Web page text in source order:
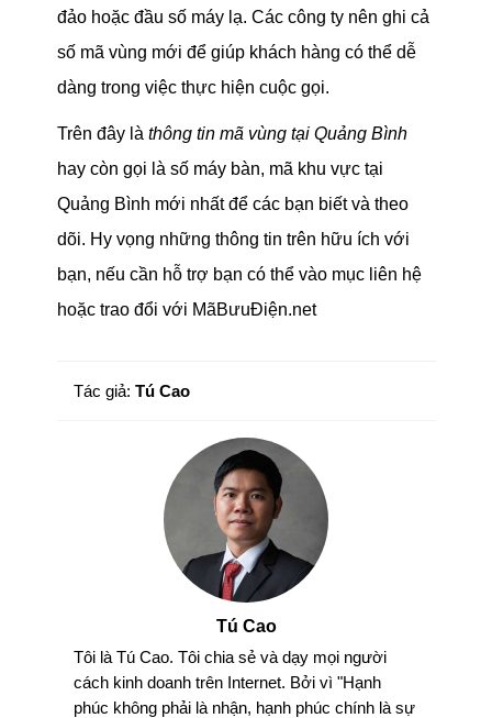
đảo hoặc đầu số máy lạ. Các công ty nên ghi cả
số mã vùng mới để giúp khách hàng có thể dễ
dàng trong việc thực hiện cuộc gọi.
Trên đây là thông tin mã vùng tại Quảng Bình
hay còn gọi là số máy bàn, mã khu vực tại
Quảng Bình mới nhất để các bạn biết và theo
dõi. Hy vọng những thông tin trên hữu ích với
bạn, nếu cần hỗ trợ bạn có thể vào mục liên hệ
hoặc trao đổi với MãBưuĐiện.net
Tác giả: Tú Cao
Tú Cao
Tôi là Tú Cao. Tôi chia sẻ và dạy mọi người
cách kinh doanh trên Internet. Bởi vì "Hạnh
phúc không phải là nhận, hạnh phúc chính là sự